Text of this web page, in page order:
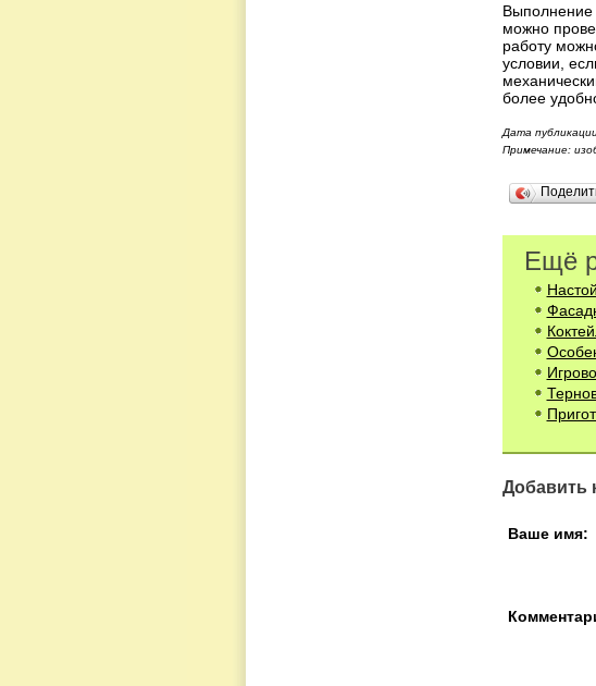
можно
работу
условии,
более
Дата
Примечание:
Ещё
Добавить
Ваше имя: